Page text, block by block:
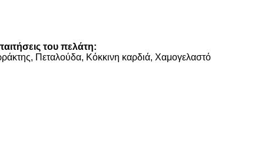
του πελάτη:
Πεταλούδα, Κόκκινη καρδιά, Χαμογελαστό